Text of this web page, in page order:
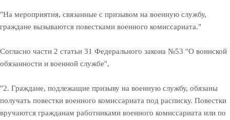
"На мероприятия, связанные с призывом на военную службу,
граждане вызываются повестками военного комиссариата."
Согласно части 2 статьи 31 Федерального закона №53 "О воинской
обязанности и военной службе",
"2. Граждане, подлежащие призыву на военную службу, обязаны
получать повестки военного комиссариата под расписку. Повестки
вручаются гражданам работниками военного комиссариата или по